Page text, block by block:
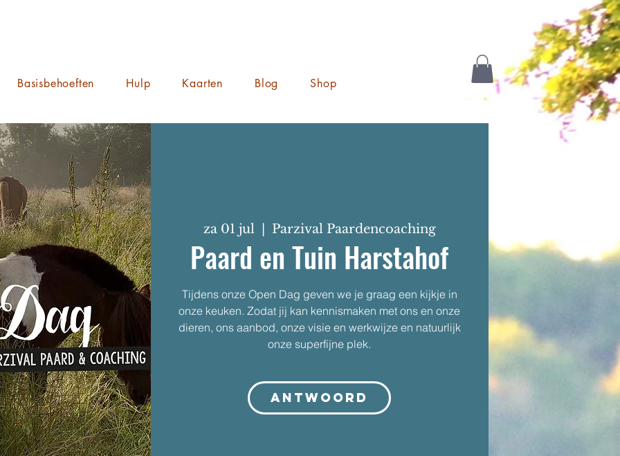
Basisbehoeften Hulp Kaarten Blog Shop
za 01 jul
  |
Parzival Paardencoaching
Paard en Tuin Harstahof
Tijdens onze Open Dag geven we je graag een kijkje in
onze keuken. Zodat jij kan kennismaken met ons en onze
dieren, ons aanbod, onze visie en werkwijze en natuurlijk
onze superfijne plek.
Antwoord